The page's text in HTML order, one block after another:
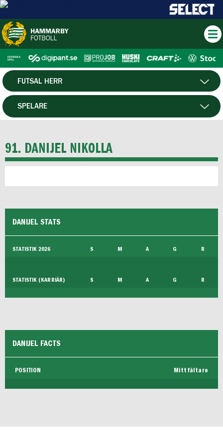
HERR
HTFF
F19
FUTSAL HERR
FUTSAL DAM
SPELARE
91. DANIJEL NIKOLLA
DANIJEL STATS
STATISTIK 2026 S M A G R
STATISTIK (KARRIÄR) S M A G R
DANIJEL FACTS
POSITION Mittfältare